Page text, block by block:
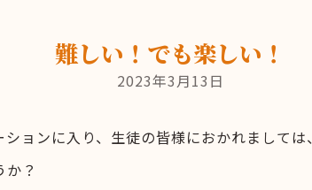
難しい！でも楽しい！
2023年3月13日
ョンに入り、生徒の皆様におかれましては、
？